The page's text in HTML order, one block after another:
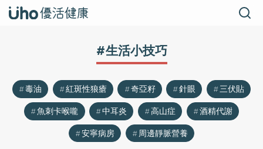
#生活小技巧
毒油 紅斑性狼瘡 奇亞籽 針眼
三伏貼
魚刺卡喉嚨
中耳炎 高山症
酒精代謝
安寧病房
周邊靜脈營養